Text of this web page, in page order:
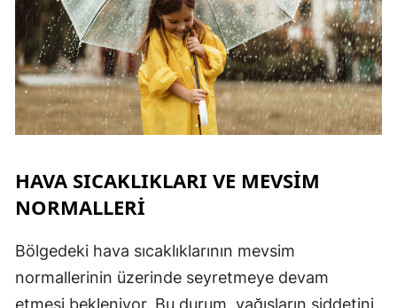
HAVA SICAKLIKLARI VE MEVSIM
NORMALLERI
Bölgedeki hava sıcaklıklarının mevsim
normallerinin üzerinde seyretmeye devam
etmesi bekleniyor. Bu durum, yağışların şiddetini